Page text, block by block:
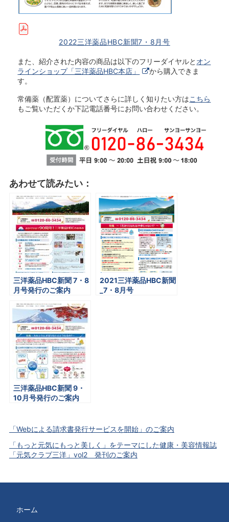
2022三洋薬品HBC新聞7・8月号
また、紹介された内容の商品は以下のフリーダイヤルと オン
ラインショップ「三洋薬品HBC本店」
から購入できま
す。
常備薬（配置薬）についてさらに詳しく知りたい方はこちら
もご覧いただくか下記電話番号にお問い合わせください。
あわせて読みたい：
三洋薬品HBC新聞 7・8
月号発行のご案内
2021三洋薬品HBC新聞
_7・8月号
三洋薬品HBC新聞 9・
10月号発行のご案内
「Webによる請求書発行サービスを開始」のご案内
「もっと元気にもっと美しく」をテーマにした健康・美容情報誌
「元気クラブ三洋」vol2 発刊のご案内
ホーム